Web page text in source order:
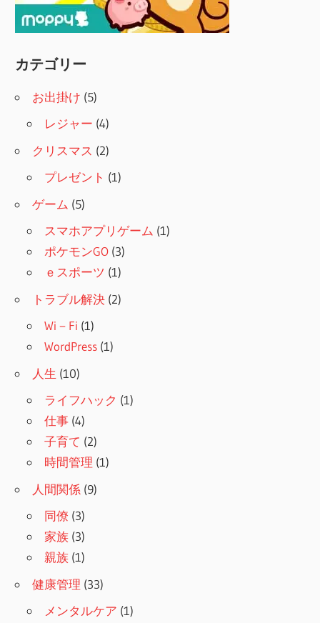
カテゴリー
お出掛け (5)
レジャー (4)
クリスマス (2)
プレゼント (1)
ゲーム (5)
スマホアプリゲーム (1)
ポケモンGO (3)
ｅスポーツ (1)
トラブル解決 (2)
Wi－Fi (1)
WordPress (1)
人生 (10)
ライフハック (1)
仕事 (4)
子育て (2)
時間管理 (1)
人間関係 (9)
同僚 (3)
家族 (3)
親族 (1)
健康管理 (33)
メンタルケア (1)